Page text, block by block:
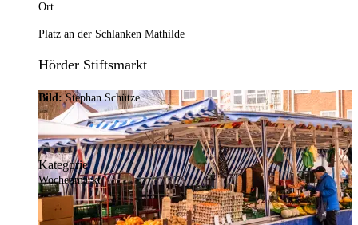
Ort
Platz an der Schlanken Mathilde
Hörder Stiftsmarkt
Bild:Stephan Schütze
Kategorie
Wochenmarkt